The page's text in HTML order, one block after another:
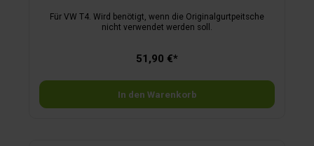
Für VW T4. Wird benötigt, wenn die Originalgurtpeitsche
nicht verwendet werden soll.
51,90 €*
In den Warenkorb